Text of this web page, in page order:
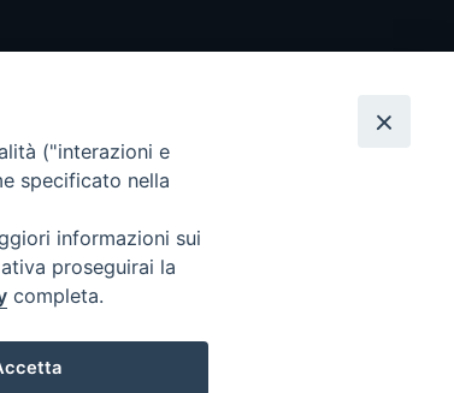
("interazioni e
specificato nella
informazioni sui
proseguirai la
completa.